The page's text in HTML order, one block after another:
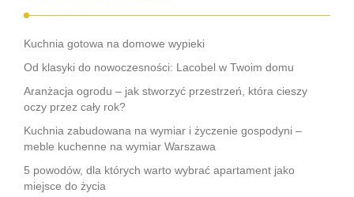
Kuchnia gotowa na domowe wypieki
Od klasyki do nowoczesności: Lacobel w Twoim domu
Aranżacja ogrodu – jak stworzyć przestrzeń, która cieszy
oczy przez cały rok?
Kuchnia zabudowana na wymiar i życzenie gospodyni –
meble kuchenne na wymiar Warszawa
5 powodów, dla których warto wybrać apartament jako
miejsce do życia